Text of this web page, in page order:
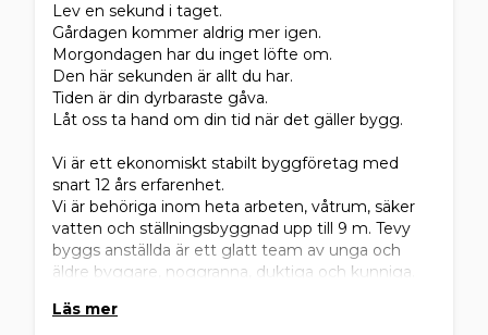
Lev en sekund i taget.
Gårdagen kommer aldrig mer igen.
Morgondagen har du inget löfte om.
Den här sekunden är allt du har.
Tiden är din dyrbaraste gåva.
​Låt oss ta hand om din tid när det gäller bygg.
Vi är ett ekonomiskt stabilt byggföretag med
snart 12 års erfarenhet.
Vi är behöriga inom heta arbeten, våtrum, säker
vatten och ställningsbyggnad upp till 9 m. Tevy
byggs anställda är ett glatt team av unga och
äldre byggare, noggranna, duktiga och kunniga.
Vi utför både små som stora entreprenader såsom
Läs mer